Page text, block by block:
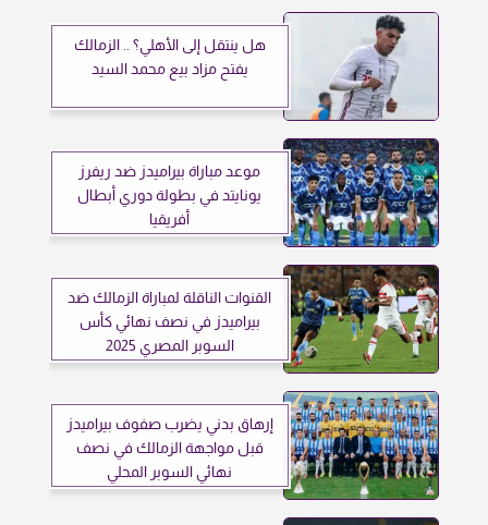
هل ينتقل إلى الأهلي؟ .. الزمالك
يفتح مزاد بيع محمد السيد
موعد مباراة بيراميدز ضد ريفرز
يونايتد في بطولة دوري أبطال
أفريقيا
القنوات الناقلة لمباراة الزمالك ضد
بيراميدز في نصف نهائي كأس
السوبر المصري 2025
إرهاق بدني يضرب صفوف بيراميدز
قبل مواجهة الزمالك في نصف
نهائي السوبر المحلي